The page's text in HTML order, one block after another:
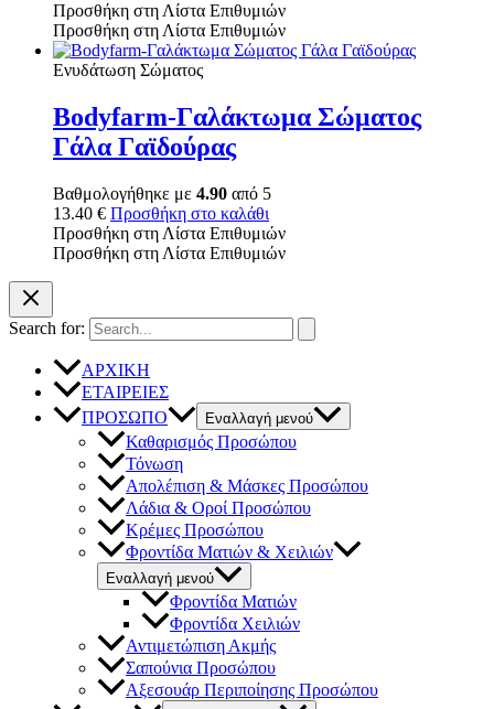
Προσθήκη στη Λίστα Επιθυμιών
Προσθήκη στη Λίστα Επιθυμιών
Ενυδάτωση Σώματος
Bodyfarm-Γαλάκτωμα Σώματος
Γάλα Γαϊδούρας
Βαθμολογήθηκε με 4.90 από 5
13.40 € Προσθήκη στο καλάθι
Προσθήκη στη Λίστα Επιθυμιών
Προσθήκη στη Λίστα Επιθυμιών
Search for:
ΑΡΧΙΚΗ
ΕΤΑΙΡΕΙΕΣ
ΠΡΟΣΩΠΟ
Εναλλαγή μενού
Καθαρισμός Προσώπου
Τόνωση
Απολέπιση & Μάσκες Προσώπου
Λάδια & Οροί Προσώπου
Κρέμες Προσώπου
Φροντίδα Ματιών & Χειλιών
Εναλλαγή μενού
Φροντίδα Ματιών
Φροντίδα Χειλιών
Αντιμετώπιση Ακμής
Σαπούνια Προσώπου
Αξεσουάρ Περιποίησης Προσώπου